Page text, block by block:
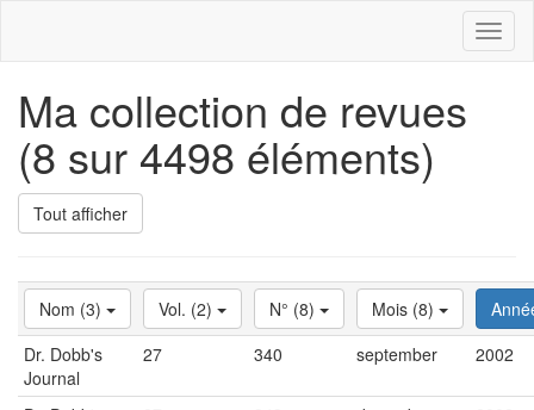
Ma collection de revues
(8 sur 4498 éléments)
Tout afficher
Nom (3) Vol. (2) N° (8) Mois (8)
Dr. Dobb's
Journal
27 340 september 2002